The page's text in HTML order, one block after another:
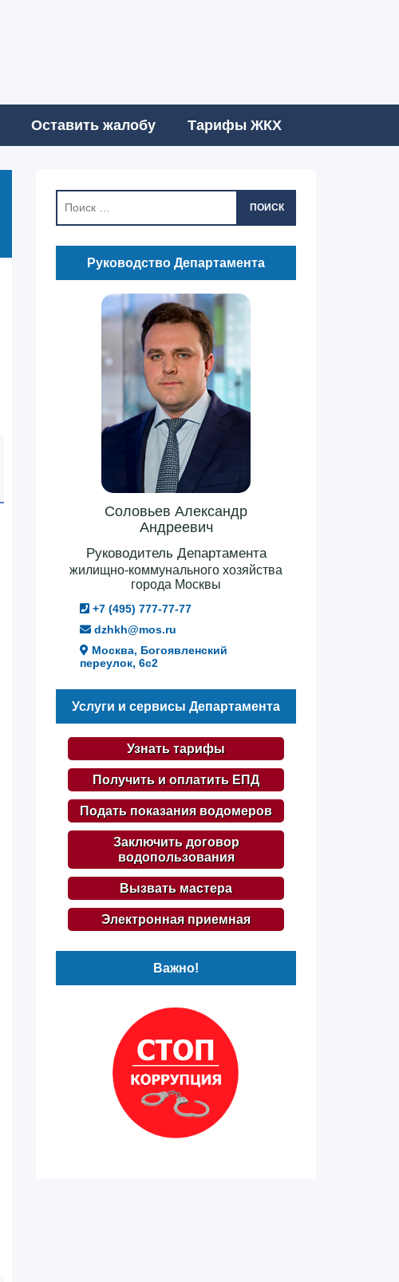
Оставить жалобу Тарифы ЖКХ
ПОИСК
Руководство Департамента
Соловьев Александр
Андреевич
Руководитель Департамента
жилищно-коммунального хозяйства
города Москвы
+7 (495) 777-77-77
dzhkh@mos.ru
Москва, Богоявленский
переулок, 6с2
Услуги и сервисы Департамента
Узнать тарифы
Получить и оплатить ЕПД
Подать показания водомеров
Заключить договор
водопользования
Вызвать мастера
Электронная приемная
Важно!